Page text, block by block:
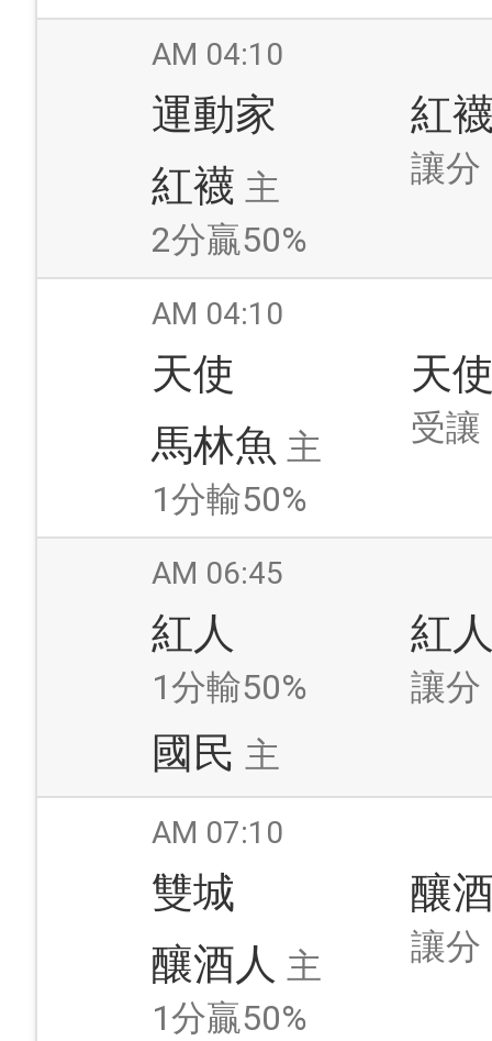
AM 04:10
運動家
紅襪 主
2分贏50%
紅
讓分
AM 04:10
天使
馬林魚 主
1分輸50%
天
受讓
AM 06:45
紅人
1分輸50%
國民 主
紅
讓分
AM 07:10
雙城
釀酒人 主
1分贏50%
釀
讓分